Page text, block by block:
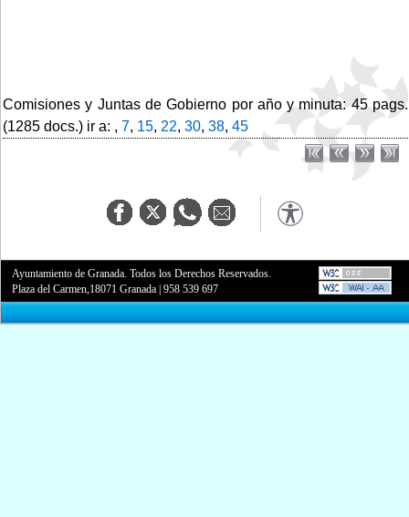
Comisiones y Juntas de Gobierno por año y minuta: 45 pags.
(1285 docs.) ir a: , 7, 15, 22, 30, 38, 45
Ayuntamiento de Granada. Todos los Derechos Reservados.
Plaza del Carmen,18071 Granada |958 539 697